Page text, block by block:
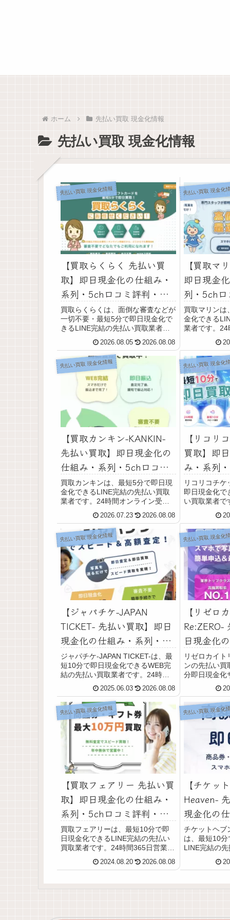
ホーム 先払い買取 現金化情報
先払い買取 現金化情報
先払い買取 現金化情報
【買取らくらく 先払い買
取】即日現金化の仕組み・
系列・5ch口コミ評判・安
全性・利用リスクなど最新
情報で徹底解説
買取らくらくは、面倒な審査などが
一切不要・最短5分で即日現金化で
きるLINE完結の先払い買取業者で
ていて土日・祝日(年中無休)も利用
可能です。買取商品は、不要な全国
百貨店共通商品券や金券、クレジッ
トカード...
2026.08.05 2026.08.08
先払い買取 現金化
【買取マ
即日現金
列・5ch
性・利用
報で徹底
買取マリンは
金化できる
業者です。
も利用可能
な全国百貨店
レジットカー
トカード...
先払い買取 現金化情報
【買取カンキン-KANKIN-
先払い買取】即日現金化の
仕組み・系列・5ch口コミ
評判・安全性・利用リスク
など最新情報で徹底解説
買取カンキンは、最短5分で即日現
金化できるLINE完結の先払い買取
業者です。24時間オンライン受付
しています。買取商品は、不要な全
国百貨店共通商品券･クレジットカ
ード系ギフトカード･未使用の収入
印紙などです。買取カンキンでは最
短5分で買取金...
2026.07.23 2026.08.08
先払い買取 現金化
【リコリ
買取】即
み・系列
判・安全
ど最新情
リコリコチ
即日現金化で
い買取業者で
していて、
も振り込み
は、不要な
金券・ギフト
入印紙など...
先払い買取 現金化情報
【ジャパチケ-JAPAN
TICKET- 先払い買取】即日
現金化の仕組み・系列・
5ch口コミ評判・安全性・
利用リスクなど最新情報で
徹底解説
ジャパチケ-JAPAN TICKET-は、最
短10分で即日現金化できるWEB完
結の先払い買取業者です。24時間
365日オンライン受付(年中無休)し
ていて土日・祝日も利用可能です。
また、スマホで簡単に手続きができ
て、来店不要・面倒な審査やヒア...
2025.06.03 2026.08.08
先払い買取 現金化
【リゼロ
Re:ZERO-
日現金化
5ch口コ
利用リス
徹底解説
リゼロカイ
ンの先払い買
分即日現金化
用条件、系
るなどから
判を徹底調
の申込方法や
情報でわかり
先払い買取 現金化情報
【買取フェアリー 先払い買
取】即日現金化の仕組み・
系列・5ch口コミ評判・安
全性・利用リスクなど最新
情報で徹底解説
買取フェアリーは、最短10分で即
日現金化できるLINE完結の先払い
買取業者です。24時間365日営業
も利用可能です。買取商品は、不要
2024.08.20 2026.08.08
先払い買取 現金化
【チケッ
Heaven-
現金化の
5ch口コミ
利用リス
徹底解説
チケットヘブ
は、最短10
LINE完結の
おり、土日